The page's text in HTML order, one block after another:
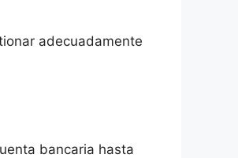
adecuadamente
bancaria hasta